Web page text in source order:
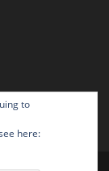
to
here: